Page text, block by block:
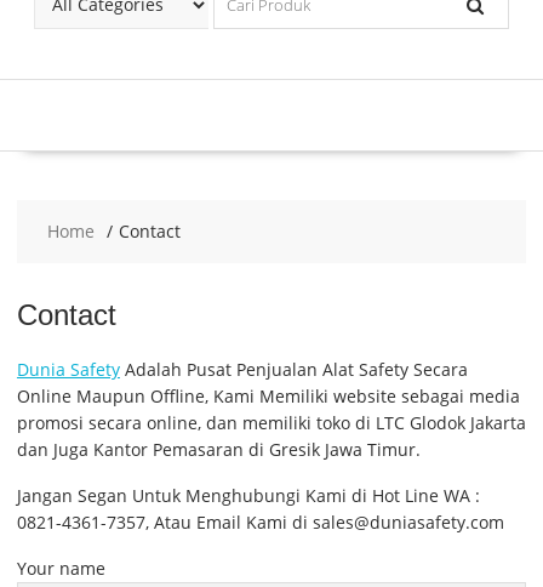
Home Contact
Contact
Dunia SafetyAdalah Pusat Penjualan Alat Safety Secara
Online Maupun Offline, Kami Memiliki website sebagai media
promosi secara online, dan memiliki toko di LTC Glodok Jakarta
dan Juga Kantor Pemasaran di Gresik Jawa Timur.
Jangan Segan Untuk Menghubungi Kami di Hot Line WA :
0821-4361-7357, Atau Email Kami di sales@duniasafety.com
Your name